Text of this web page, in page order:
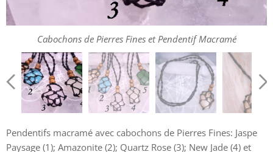
Cabochons de Pierres Fines et Pendentif Macramé
Cabochons de Pierres Fines et Pendentif Macramé
Cabochon de Quartz Rose et Pendentif Macramé
Pendentifs macramé avec cabochons de Pierres Fines: Jaspe
Paysage (1); Amazonite (2); Quartz Rose (3); New Jade (4) et